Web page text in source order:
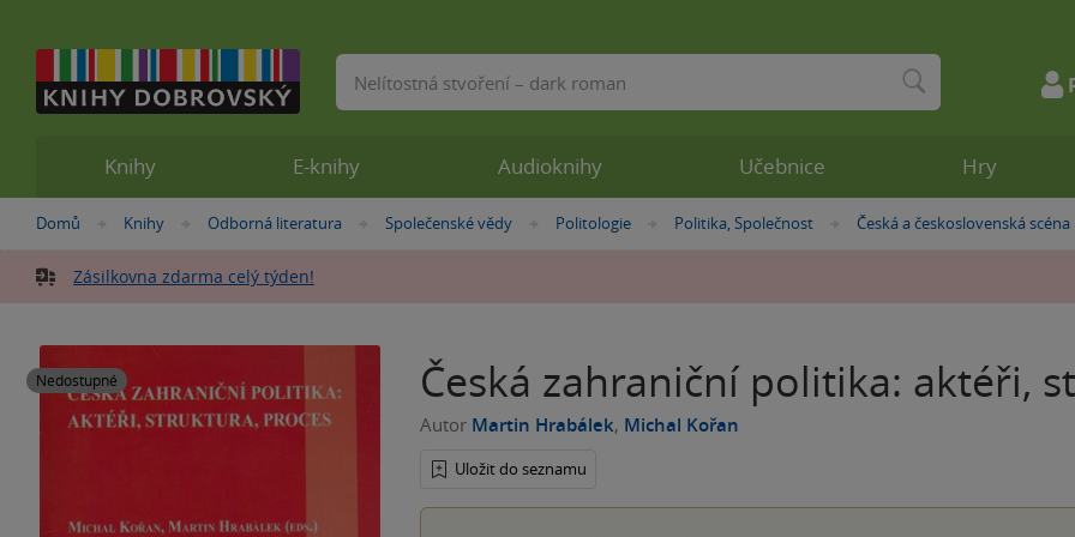
Nacházíte
zde:
Domů »
Knihy »
Odborná literatura »
Společenské vědy »Politologie »Politika, Společnost »
Česká a československá scéna
Zásilkovna zdarma celý týden!
Nedostupné Česká zahraniční politika: aktéři,
Autor Martin Hrabálek, Michal Kořan
Uložit do seznamu
Knihy E-knihy Audioknihy Učebnice Hry
Vyhledávání